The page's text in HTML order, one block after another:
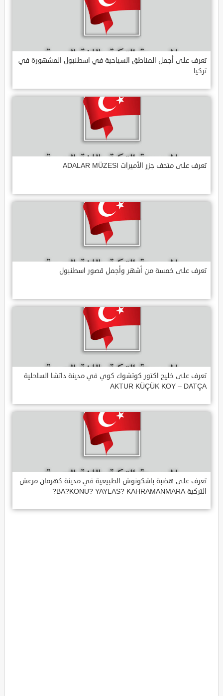
تعرف على أجمل المناطق السياحية في اسطنبول المشهورة في
تركيا
تعرف على متحف جزر الأميرات ADALAR MÜZESI
تعرف على خمسة من أشهر وأجمل قصور اسطنبول
تعرف على خليج اكتور كوتشوك كوي في مدينة داتشا الساحلية
AKTUR KÜÇÜK KOY – DATÇA
تعرف على هضبة باشكونوش الطبيعية في مدينة كهرمان مرعش
التركية BA?KONU? YAYLAS? KAHRAMANMARA?